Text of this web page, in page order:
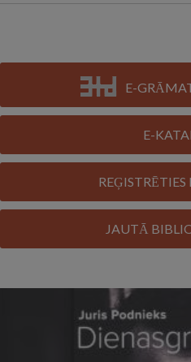
E-
E-
JAUTĀ